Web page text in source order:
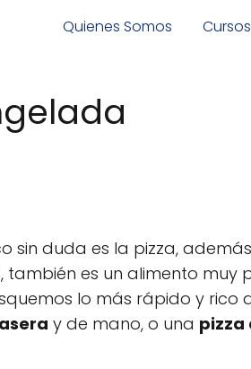
Quienes Somos Cursos
sin duda es la pizza,
es un alimento muy
lo más rápido y rico
y de mano, o una pizza